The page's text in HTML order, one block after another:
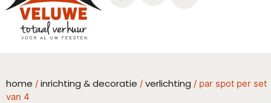
home / inrichting & decoratie / verlichting / par spot per set
van 4